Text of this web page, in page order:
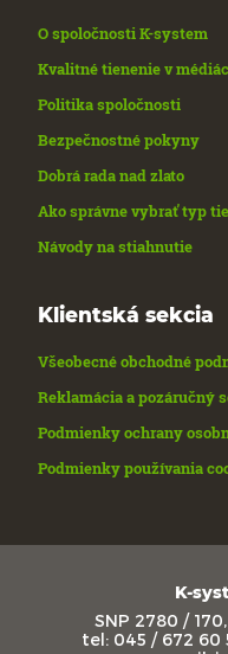
O spoločnosti K-system
Kvalitné tienenie v
Politika spoločnosti
Bezpečnostné pokyny
Dobrá rada nad zlato
Ako správne vybrať typ
Návody na stiahnutie
Klientská sekcia
Všeobecné obchodné
Reklamácia a pozáručný
Podmienky ochrany
Podmienky používania
K-
SNP 2780 /
tel: 045 / 672 60